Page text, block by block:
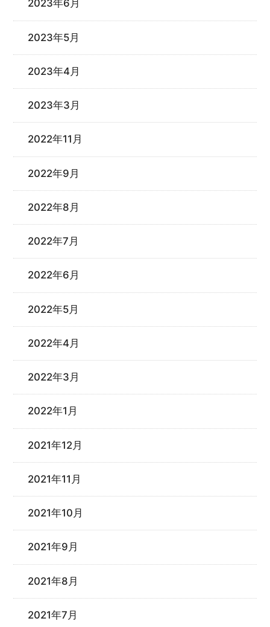
2023年6月
2023年5月
2023年4月
2023年3月
2022年11月
2022年9月
2022年8月
2022年7月
2022年6月
2022年5月
2022年4月
2022年3月
2022年1月
2021年12月
2021年11月
2021年10月
2021年9月
2021年8月
2021年7月